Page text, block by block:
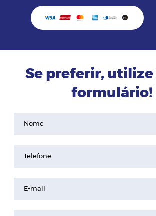
Se preferir, utilize
formulário!
Nome
Telefone
E-mail